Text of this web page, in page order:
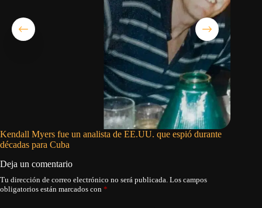
Kendall Myers fue un analista de EE.UU. que espió durante
décadas para Cuba
Deja un comentario
Tu dirección de correo electrónico no será publicada. Los campos
obligatorios están marcados con *